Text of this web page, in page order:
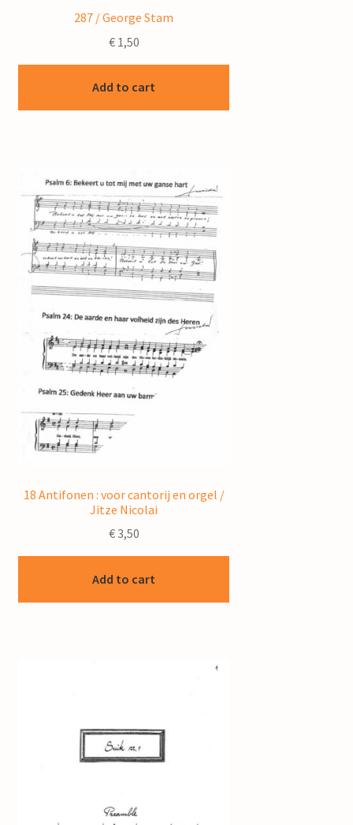
287 / George Stam
€1,50
Add to cart
18 Antifonen : voor cantorij en orgel /
Jitze Nicolai
€3,50
Add to cart